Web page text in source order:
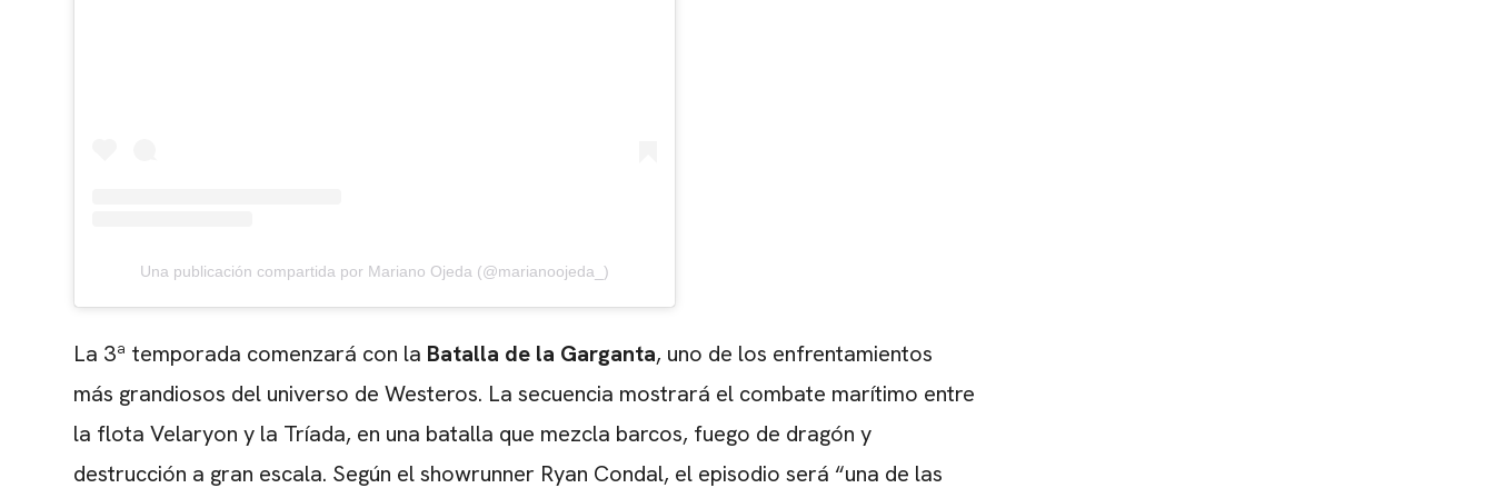
Una publicación compartida por Mariano Ojeda (@marianoojeda_)
La 3ª temporada comenzará con la Batalla de la Garganta, uno de los enfrentamientos
más grandiosos del universo de Westeros. La secuencia mostrará el combate marítimo entre
la flota Velaryon y la Tríada, en una batalla que mezcla barcos, fuego de dragón y
destrucción a gran escala. Según el showrunner Ryan Condal, el episodio será “una de las